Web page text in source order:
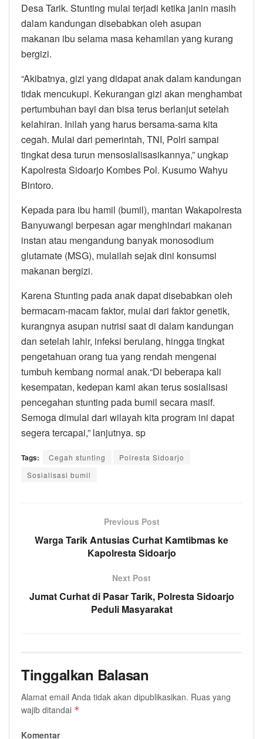
Desa Tarik. Stunting mulai terjadi ketika janin masih
dalam kandungan disebabkan oleh asupan
makanan ibu selama masa kehamilan yang kurang
bergizi.
“Akibatnya, gizi yang didapat anak dalam kandungan
tidak mencukupi. Kekurangan gizi akan menghambat
pertumbuhan bayi dan bisa terus berlanjut setelah
kelahiran. Inilah yang harus bersama-sama kita
cegah. Mulai dari pemerintah, TNI, Polri sampai
tingkat desa turun mensosialisasikannya,” ungkap
Kapolresta Sidoarjo Kombes Pol. Kusumo Wahyu
Bintoro.
Kepada para ibu hamil (bumil), mantan Wakapolresta
Banyuwangi berpesan agar menghindari makanan
instan atau mengandung banyak monosodium
glutamate (MSG), mulailah sejak dini konsumsi
makanan bergizi.
Karena Stunting pada anak dapat disebabkan oleh
bermacam-macam faktor, mulai dari faktor genetik,
kurangnya asupan nutrisi saat di dalam kandungan
dan setelah lahir, infeksi berulang, hingga tingkat
pengetahuan orang tua yang rendah mengenai
tumbuh kembang normal anak.“Di beberapa kali
kesempatan, kedepan kami akan terus sosialisasi
pencegahan stunting pada bumil secara masif.
Semoga dimulai dari wilayah kita program ini dapat
segera tercapai,” lanjutnya. sp
Tags: Cegah stunting
Polresta Sidoarjo
Sosialisasi bumil
Previous Post
Warga Tarik Antusias Curhat Kamtibmas ke
Kapolresta Sidoarjo
Next Post
Jumat Curhat di Pasar Tarik, Polresta Sidoarjo
Peduli Masyarakat
Tinggalkan Balasan
Alamat email Anda tidak akan dipublikasikan. Ruas yang
wajib ditandai *
Komentar